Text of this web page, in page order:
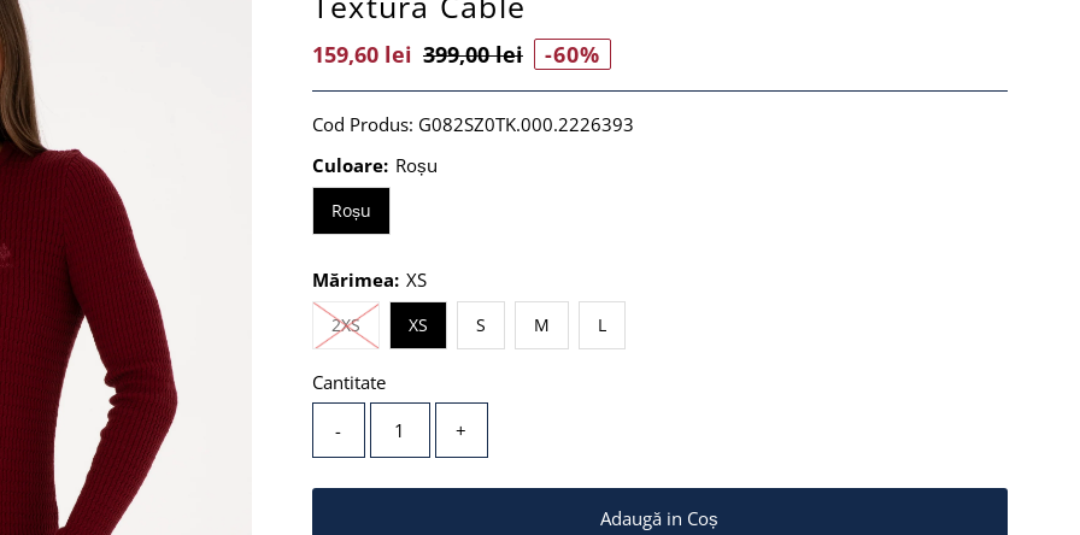
Preț
Vânzare
159,60 lei Preț
Întreg
399,00 lei -60%
Cod Produs: G082SZ0TK.000.2226393
Culoare: Roșu
Roșu
Mărimea: XS
XS
2XSStoc epuizat sau Indisponibil
M
S L
Cantitate
-
+